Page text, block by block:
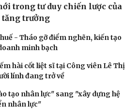
Podcast
Câu chuyện thời sự
trong tư duy chiến lược của
trưởng
- Tháo gỡ điểm nghẽn, kiến tạo
minh bạch
hài cốt liệt sĩ tại Công viên Lê Thị
lính đang trở về
tạo nhân lực" sang "xây dựng hệ
nhân lực"